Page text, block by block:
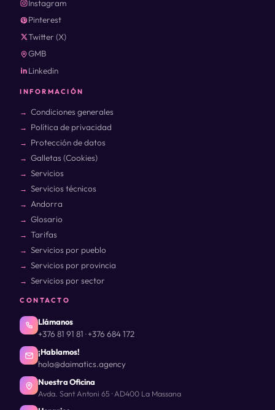
Instagram
Pinterest
Twitter (X)
GMB
Linkedin
INFORMACIÓN
Condiciones generales
Política de privacidad
Protección de datos
Galletas (Cookies)
Servicios
Servicios técnicos
Andorra
Glosario
Tarifas
Servicios por pueblo
Servicios por provincia
Servicios por sector
CONTACTO
Llámanos
+376 81 91 81 ·+376 684 172
¡Hablamos!
hola@daimatics.agency
Nuestra Oficina
Avda. Sant Antoni 65 · AD400 La Massana